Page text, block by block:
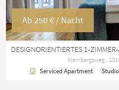
Ab 250 € / Nacht
Weinbergsweg ,
Serviced Apartment
Studio